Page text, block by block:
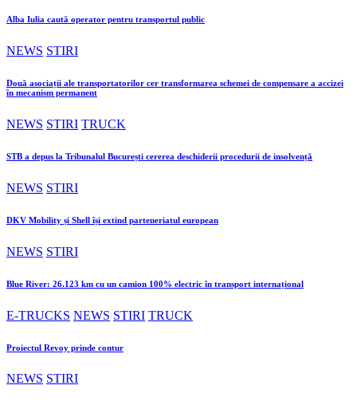
Alba Iulia caută operator pentru transportul public
NEWS STIRI
Două asociații ale transportatorilor cer transformarea schemei de compensare a accizei
în mecanism permanent
NEWS STIRI TRUCK
STB a depus la Tribunalul București cererea deschiderii procedurii de insolvență
NEWS STIRI
DKV Mobility și Shell își extind parteneriatul european
NEWS STIRI
Blue River: 26.123 km cu un camion 100% electric în transport internațional
E-TRUCKS NEWS STIRI TRUCK
Proiectul Revoy prinde contur
NEWS STIRI